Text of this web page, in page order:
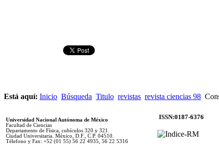
Está aquí: Inicio Búsqueda Titulo revistas revista ciencias 98
Universidad Nacional Autónoma de México
Facultad de Ciencias
Departamento de Física, cubículos 320 y 321.
Ciudad Universitaria. México, D.F., C.P. 04510.
Télefono y Fax: +52 (01 55) 56 22 4935, 56 22 5316
ISSN:0187-6376